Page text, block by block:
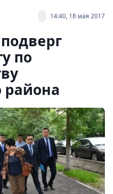
14:40, 18 мая 2017
по
района